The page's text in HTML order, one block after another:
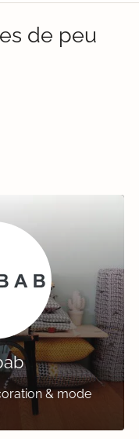
de peu
& mode